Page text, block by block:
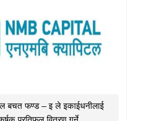
बचत फण्ड – इ ले इकाईधनीलाई